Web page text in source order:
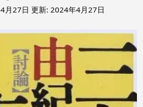
月27日 更新: 2024年4月27日